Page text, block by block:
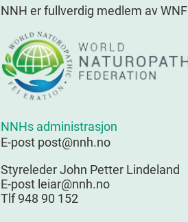
NNH er fullverdig medlem av WNF
NNHs administrasjon
E-post post@nnh.no
Styreleder John Petter Lindeland
E-post leiar@nnh.no
Tlf 948 90 152